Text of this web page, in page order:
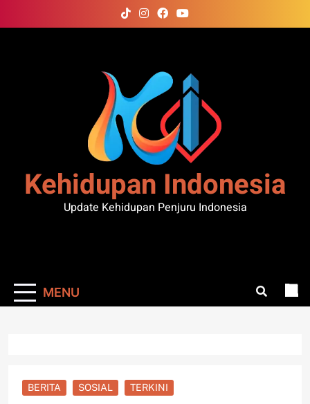
to
Kehidupan Indonesia
Update Kehidupan Penjuru Indonesia
MENU
BERITA SOSIAL TERKINI